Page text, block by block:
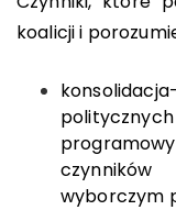
koalicji i
wyborczym